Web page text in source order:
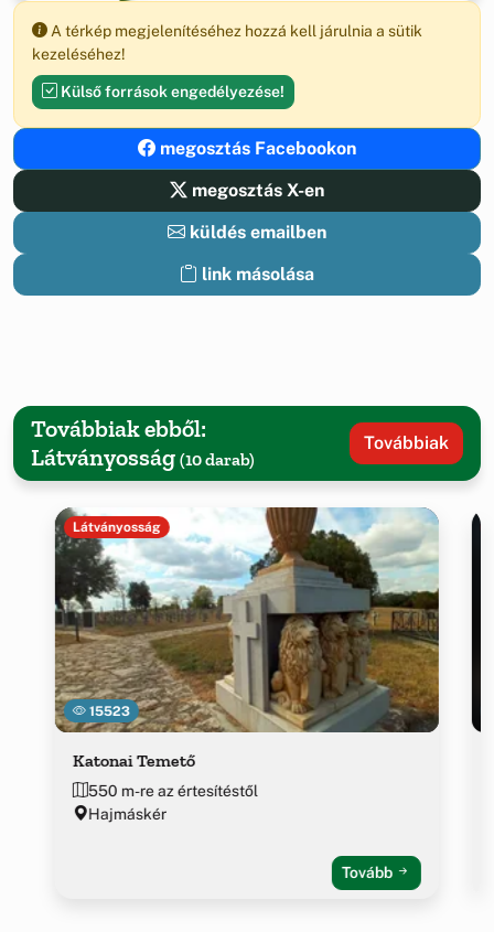
A térkép megjelenítéséhez hozzá kell járulnia a sütik
kezeléséhez!
Külső források engedélyezése!
megosztás Facebookon
megosztás X-en
küldés emailben
link másolása
Továbbiak ebből:
Látványosság (10 darab)
Továbbiak
15523
Látványosság
Katonai Temető
550 m-re az értesítéstől
Hajmáskér
Tovább